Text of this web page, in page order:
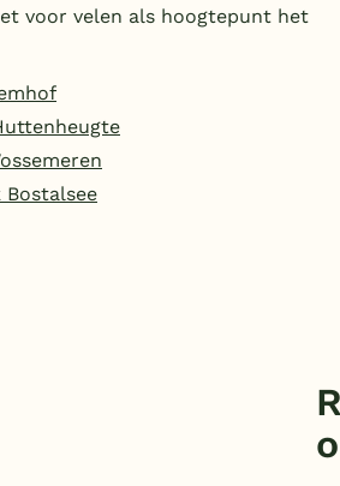
voor velen als hoogtepunt het
Bostalsee